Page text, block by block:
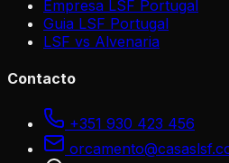
Empresa LSF Portugal
Guia LSF Portugal
LSF vs Alvenaria
Contacto
+351 930 423 456